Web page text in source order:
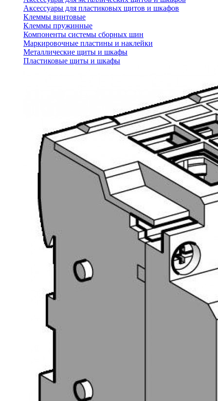
Аксессуары для пластиковых щитов и шкафов
Клеммы винтовые
Клеммы пружинные
Компоненты системы сборных шин
Маркировочные пластины и наклейки
Металлические щиты и шкафы
Пластиковые щиты и шкафы